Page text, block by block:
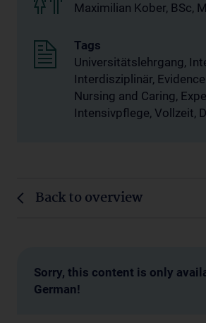
Maximilian Kober, BSc,
Tags
Universitätslehrgang,
Interdisziplinär,
Nursing and Caring,
Intensivpflege, Vollzeit,
Back to overview
Sorry, this content is only
German!